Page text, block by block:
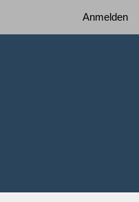
Anmelden